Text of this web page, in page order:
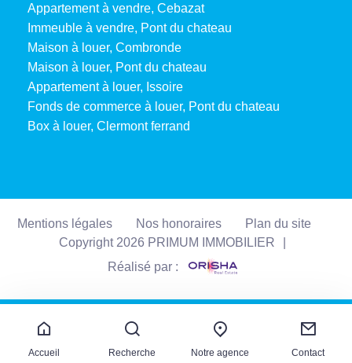
Accueil Recherche Notre agence Contact
Appartement à vendre, Cebazat
Immeuble à vendre, Pont du chateau
Maison à louer, Combronde
Maison à louer, Pont du chateau
Appartement à louer, Issoire
Fonds de commerce à louer, Pont du chateau
Box à louer, Clermont ferrand
Mentions légales Nos honoraires
Plan du site
Copyright 2026 PRIMUM IMMOBILIER
Réalisé par :